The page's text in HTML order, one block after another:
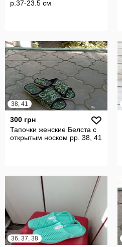
р.37-23.5 см
38, 41
300 грн
Тапочки женские Белста с
открытым носком рр. 38, 41
36, 37, 38